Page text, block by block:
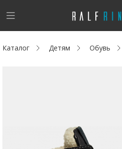
!
Новинки
Возникли вопросы? - club@ralf.ru
Каталог Детям Обувь